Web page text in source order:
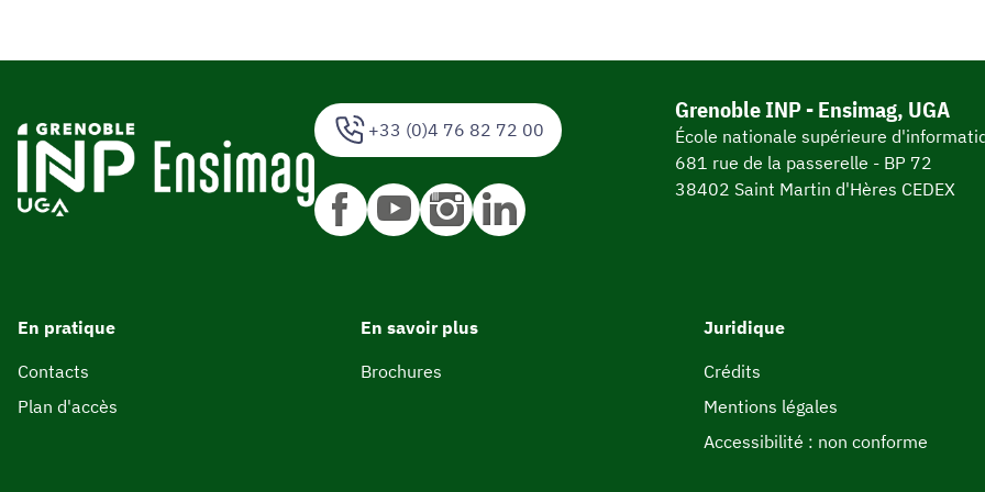
+33 (0)4 76 82 72 00
Grenoble INP - Ensimag, UGA
École nationale supérieure
681 rue de la passerelle - BP 72
38402 Saint Martin d'Hères CEDEX
En pratique
Contacts
Plan d'accès
En savoir plus
Brochures
Juridique
Crédits
Mentions légales
Accessibilité : non conforme